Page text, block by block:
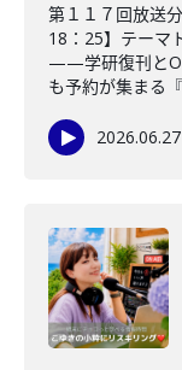
第１１７回放送
18：25】テーマ
——学研復刊と
も予約が集まる
2026.06.27